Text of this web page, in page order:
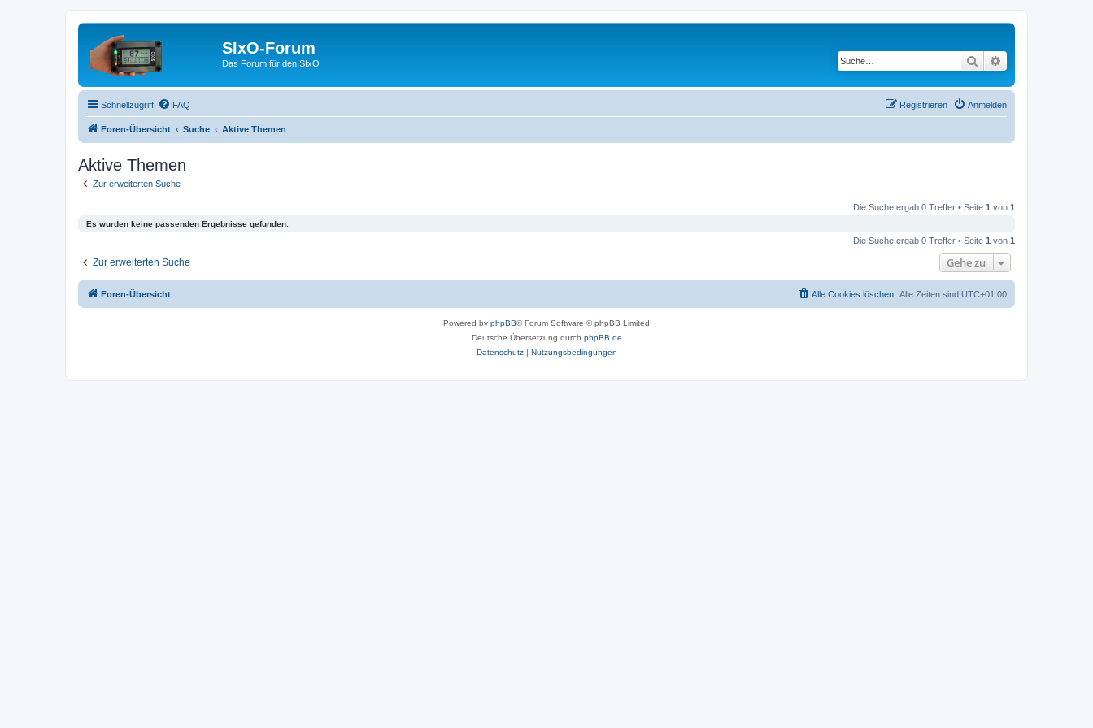
SIxO-Forum
Das Forum für den SIxO Suche
Schnellzugriff FAQ Anmelden
Registrieren
Foren-Übersicht Suche Aktive Themen
Aktive Themen
Zur erweiterten Suche
Die Suche ergab 0 Treffer • Seite 1 von 1
Es wurden keine passenden Ergebnisse gefunden.
Die Suche ergab 0 Treffer • Seite 1 von 1
Zur erweiterten Suche Gehe zu
Foren-Übersicht Alle Zeiten sind UTC+01:00
Alle Cookies löschen
Powered by phpBB® Forum Software © phpBB Limited
Deutsche Übersetzung durch phpBB.de
Datenschutz| Nutzungsbedingungen